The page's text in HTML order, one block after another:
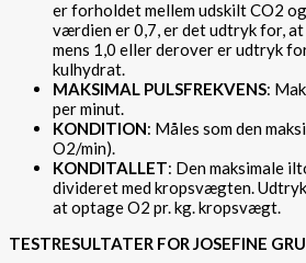
er forholdet mellem udskilt CO2
værdien er 0,7, er det udtryk for,
mens 1,0 eller derover er udtryk
kulhydrat.
MAKSIMAL PULSFREKVENS:
per minut.
KONDITION: Måles som den
O2/min).
KONDITALLET: Den maksimale
divideret med kropsvægten.
at optage O2 pr. kg. kropsvægt.
TESTRESULTATER FOR JOSEFINE